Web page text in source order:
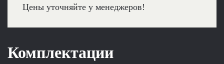
Цены уточняйте у менеджеров!
Комплектации